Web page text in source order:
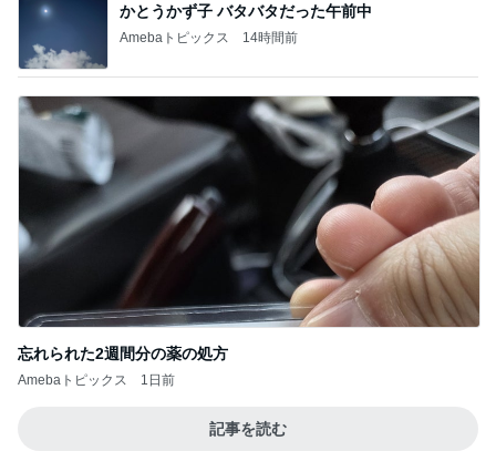
かとうかず子 バタバタだった午前中
Amebaトピックス 14時間前
忘れられた2週間分の薬の処方
Amebaトピックス 1日前
記事を読む